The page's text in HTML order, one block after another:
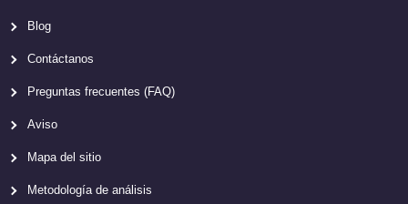
Blog
Contáctanos
Preguntas frecuentes (FAQ)
Aviso
Mapa del sitio
Metodología de análisis